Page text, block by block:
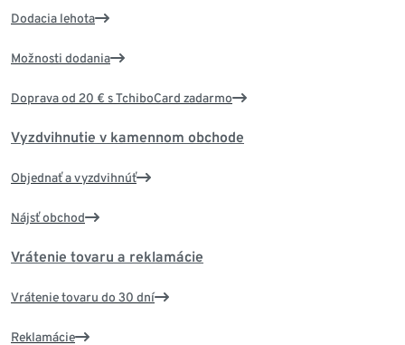
Dodacia lehota
Možnosti dodania
Doprava od 20 € s TchiboCard zadarmo
Vyzdvihnutie v kamennom obchode
Objednať a vyzdvihnúť
Nájsť obchod
Vrátenie tovaru a reklamácie
Vrátenie tovaru do 30 dní
Reklamácie